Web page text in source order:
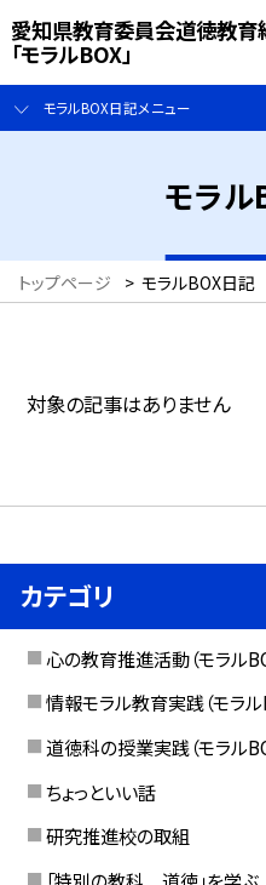
愛知県教育委員会道徳教育
「モラルBOX」
モラルBOX日記メニュー
モラル
トップページ > モラルBOX日記
対象の記事はありません
カテゴリ
心の教育推進活動（モラル
情報モラル教育実践（モラル
道徳科の授業実践（モラル
ちょっといい話
研究推進校の取組